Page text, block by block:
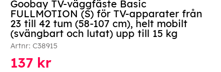
Goobay TV-väggfäste Basic
FULLMOTION (S) för TV-apparater från
23 till 42 tum (58-107 cm), helt mobilt
(svängbart och lutat) upp till 15 kg
Artnr: C38915
137 kr